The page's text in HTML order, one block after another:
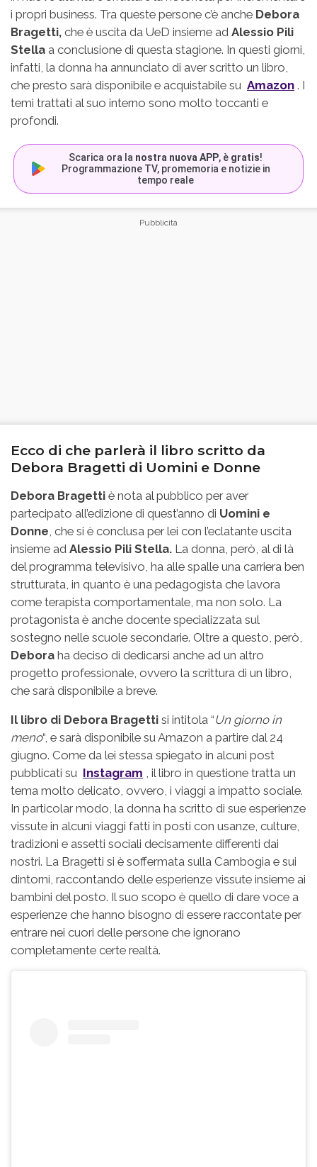
i propri business. Tra queste persone c’è anche Debora
Bragetti, che è uscita da UeD insieme ad Alessio Pili
Stella a conclusione di questa stagione. In questi giorni,
infatti, la donna ha annunciato di aver scritto un libro,
che presto sarà disponibile e acquistabile su Amazon . I
temi trattati al suo interno sono molto toccanti e
profondi.
Scarica ora la nostra nuova APP, è gratis!
Programmazione TV, promemoria e notizie in
tempo reale
Ecco di che parlerà il libro scritto da
Debora Bragetti di Uomini e Donne
Debora Bragetti è nota al pubblico per aver
partecipato all’edizione di quest’anno di Uomini e
Donne, che si è conclusa per lei con l’eclatante uscita
insieme ad Alessio Pili Stella. La donna, però, al di là
del programma televisivo, ha alle spalle una carriera ben
strutturata, in quanto è una pedagogista che lavora
come terapista comportamentale, ma non solo. La
protagonista è anche docente specializzata sul
sostegno nelle scuole secondarie. Oltre a questo, però,
Debora ha deciso di dedicarsi anche ad un altro
progetto professionale, ovvero la scrittura di un libro,
che sarà disponibile a breve.
Il libro di Debora Bragetti si intitola “Un giorno in
meno“, e sarà disponibile su Amazon a partire dal 24
giugno. Come da lei stessa spiegato in alcuni post
pubblicati su Instagram , il libro in questione tratta un
tema molto delicato, ovvero, i viaggi a impatto sociale.
In particolar modo, la donna ha scritto di sue esperienze
vissute in alcuni viaggi fatti in posti con usanze, culture,
tradizioni e assetti sociali decisamente differenti dai
nostri. La Bragetti si è soffermata sulla Cambogia e sui
dintorni, raccontando delle esperienze vissute insieme ai
bambini del posto. Il suo scopo è quello di dare voce a
esperienze che hanno bisogno di essere raccontate per
entrare nei cuori delle persone che ignorano
completamente certe realtà.